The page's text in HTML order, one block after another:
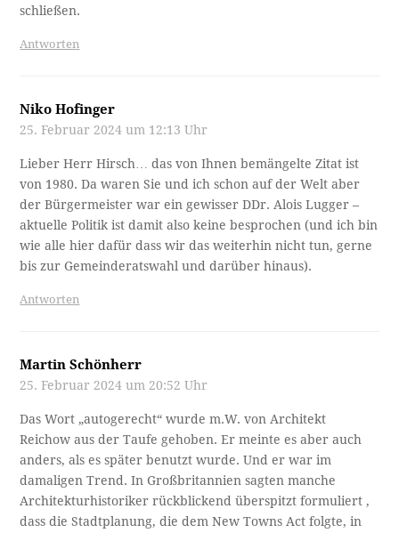
schließen.
Antworten
Niko Hofinger
25. Februar 2024 um 12:13 Uhr
Lieber Herr Hirsch… das von Ihnen bemängelte Zitat ist
von 1980. Da waren Sie und ich schon auf der Welt aber
der Bürgermeister war ein gewisser DDr. Alois Lugger –
aktuelle Politik ist damit also keine besprochen (und ich bin
wie alle hier dafür dass wir das weiterhin nicht tun, gerne
bis zur Gemeinderatswahl und darüber hinaus).
Antworten
Martin Schönherr
25. Februar 2024 um 20:52 Uhr
Das Wort „autogerecht“ wurde m.W. von Architekt
Reichow aus der Taufe gehoben. Er meinte es aber auch
anders, als es später benutzt wurde. Und er war im
damaligen Trend. In Großbritannien sagten manche
Architekturhistoriker rückblickend überspitzt formuliert ,
dass die Stadtplanung, die dem New Towns Act folgte, in